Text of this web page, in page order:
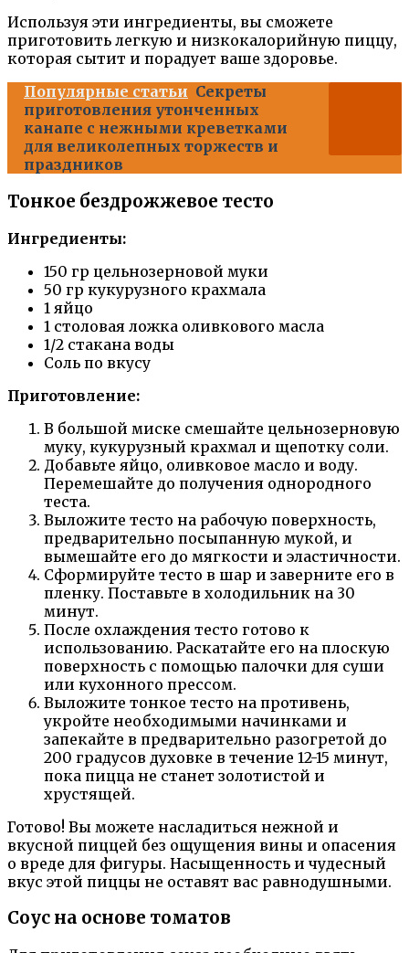
Используя эти ингредиенты, вы сможете
приготовить легкую и низкокалорийную пиццу,
которая сытит и порадует ваше здоровье.
Популярные статьи Секреты
приготовления утонченных
канапе с нежными креветками
для великолепных торжеств и
праздников
Тонкое бездрожжевое тесто
Ингредиенты:
150 гр цельнозерновой муки
50 гр кукурузного крахмала
1 яйцо
1 столовая ложка оливкового масла
1/2 стакана воды
Соль по вкусу
Приготовление:
В большой миске смешайте цельнозерновую
муку, кукурузный крахмал и щепотку соли.
Добавьте яйцо, оливковое масло и воду.
Перемешайте до получения однородного
теста.
Выложите тесто на рабочую поверхность,
предварительно посыпанную мукой, и
вымешайте его до мягкости и эластичности.
Сформируйте тесто в шар и заверните его в
пленку. Поставьте в холодильник на 30
минут.
После охлаждения тесто готово к
использованию. Раскатайте его на плоскую
поверхность с помощью палочки для суши
или кухонного прессом.
Выложите тонкое тесто на противень,
укройте необходимыми начинками и
запекайте в предварительно разогретой до
200 градусов духовке в течение 12-15 минут,
пока пицца не станет золотистой и
хрустящей.
Готово! Вы можете насладиться нежной и
вкусной пиццей без ощущения вины и опасения
о вреде для фигуры. Насыщенность и чудесный
вкус этой пиццы не оставят вас равнодушными.
Соус на основе томатов